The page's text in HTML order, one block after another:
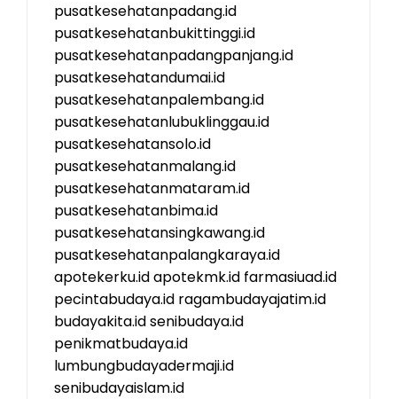
pusatkesehatanpadang.id
pusatkesehatanbukittinggi.id
pusatkesehatanpadangpanjang.id
pusatkesehatandumai.id
pusatkesehatanpalembang.id
pusatkesehatanlubuklinggau.id
pusatkesehatansolo.id
pusatkesehatanmalang.id
pusatkesehatanmataram.id
pusatkesehatanbima.id
pusatkesehatansingkawang.id
pusatkesehatanpalangkaraya.id
apotekerku.idapotekmk.id farmasiuad.id
pecintabudaya.id ragambudayajatim.id
budayakita.idsenibudaya.id
penikmatbudaya.id
lumbungbudayadermaji.id
senibudayaislam.id